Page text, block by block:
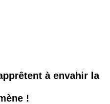
à envahir la
!